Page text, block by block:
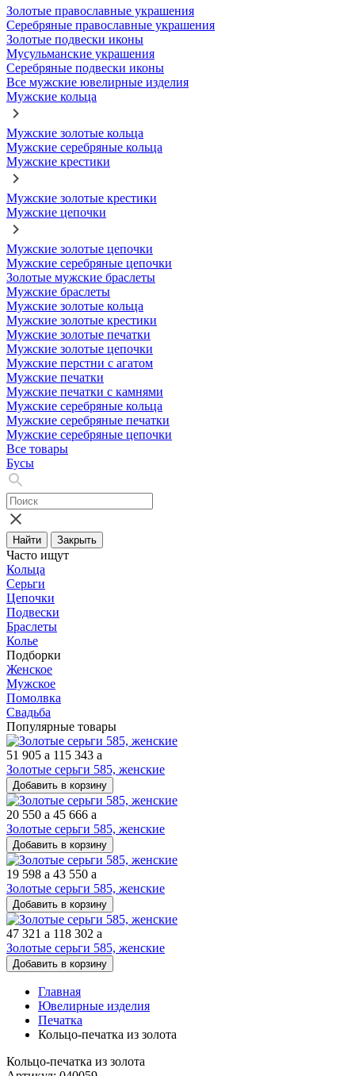
Золотые православные украшения
Серебряные православные украшения
Золотые подвески иконы
Мусульманские украшения
Серебряные подвески иконы
Все мужские ювелирные изделия
Мужские кольца
Мужские золотые кольца
Мужские серебряные кольца
Мужские крестики
Мужские золотые крестики
Мужские цепочки
Мужские золотые цепочки
Мужские серебряные цепочки
Золотые мужские браслеты
Мужские браслеты
Мужские золотые кольца
Мужские золотые крестики
Мужские золотые печатки
Мужские золотые цепочки
Мужские перстни с агатом
Мужские печатки
Мужские печатки с камнями
Мужские серебряные кольца
Мужские серебряные печатки
Мужские серебряные цепочки
Все товары
Бусы
Найти Закрыть
Часто ищут
Кольца
Серьги
Цепочки
Подвески
Браслеты
Колье
Подборки
Женское
Мужское
Помолвка
Свадьба
Популярные товары
51 905 a 115 343 a
Золотые серьги 585, женские
Добавить в корзину
20 550 a 45 666 a
Золотые серьги 585, женские
Добавить в корзину
19 598 a 43 550 a
Золотые серьги 585, женские
Добавить в корзину
47 321 a 118 302 a
Золотые серьги 585, женские
Добавить в корзину
Главная
Ювелирные изделия
Печатка
Кольцо-печатка из золота
Кольцо-печатка из золота